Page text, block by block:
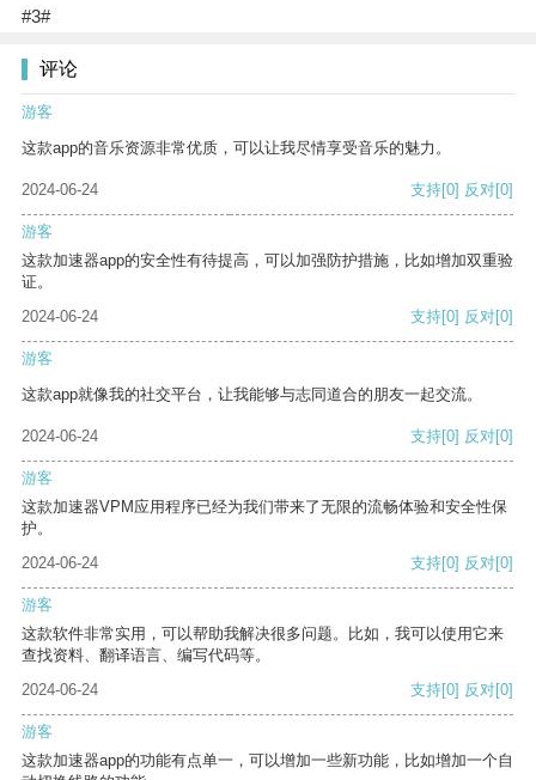
#3#
评论
游客
这款app的音乐资源非常优质，可以让我尽情享受音乐的魅力。
2024-06-24 支持[0] 反对[0]
游客
这款加速器app的安全性有待提高，可以加强防护措施，比如增加双重验
证。
2024-06-24
支持[0] 反对[0]
游客
这款app就像我的社交平台，让我能够与志同道合的朋友一起交流。
2024-06-24 支持[0] 反对[0]
游客
这款加速器VPM应用程序已经为我们带来了无限的流畅体验和安全性保
护。
2024-06-24
支持[0] 反对[0]
游客
这款软件非常实用，可以帮助我解决很多问题。比如，我可以使用它来
查找资料、翻译语言、编写代码等。
2024-06-24
支持[0] 反对[0]
游客
这款加速器app的功能有点单一，可以增加一些新功能，比如增加一个自